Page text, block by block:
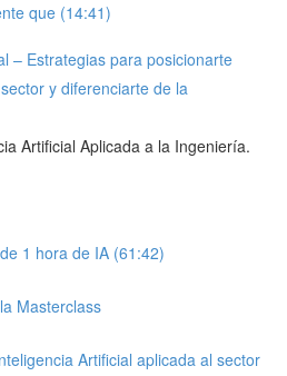
que (14:41)
– Estrategias para posicionarte
y diferenciarte de la
Artificial Aplicada a la Ingeniería.
1 hora de IA (61:42)
Masterclass
Artificial aplicada al sector